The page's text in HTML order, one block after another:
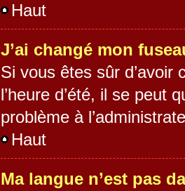
Haut
J’ai changé mon
Si vous êtes sûr d’avoir
l’heure d’été, il se peut
problème à
Haut
Ma langue n’est pas